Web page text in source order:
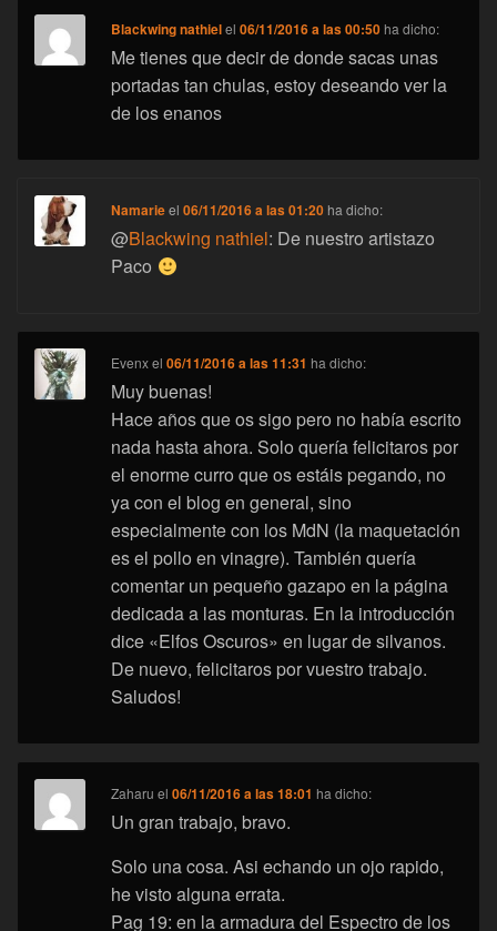
Blackwing nathielel06/11/2016 a las 00:50 ha dicho:
Me tienes que decir de donde sacas unas
portadas tan chulas, estoy deseando ver la
de los enanos
Namarieel06/11/2016 a las 01:20 ha dicho:
@Blackwing nathiel: De nuestro artistazo
Paco
Evenxel06/11/2016 a las 11:31 ha dicho:
Muy buenas!
Hace años que os sigo pero no había escrito
nada hasta ahora. Solo quería felicitaros por
el enorme curro que os estáis pegando, no
ya con el blog en general, sino
especialmente con los MdN (la maquetación
es el pollo en vinagre). También quería
comentar un pequeño gazapo en la página
dedicada a las monturas. En la introducción
dice «Elfos Oscuros» en lugar de silvanos.
De nuevo, felicitaros por vuestro trabajo.
Saludos!
Zaharu el06/11/2016 a las 18:01 ha dicho:
Un gran trabajo, bravo.
Solo una cosa. Asi echando un ojo rapido,
he visto alguna errata.
Pag 19: en la armadura del Espectro de los